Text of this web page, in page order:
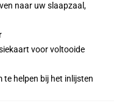
naar uw slaapzaal,
voor voltooide
helpen bij het inlijsten